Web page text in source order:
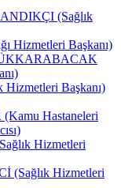
(Sağlık
Hizmetleri Başkanı)
Başkanı)
Hastaneleri
Hizmetleri
(Sağlık Hizmetleri